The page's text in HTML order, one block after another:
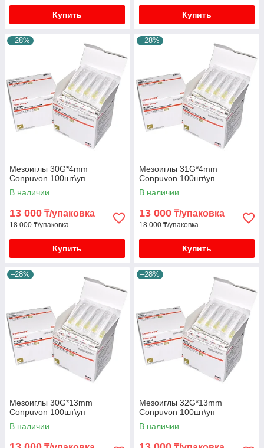
Купить Купить
–28%
Мезоиглы 30G*4mm
Conpuvon 100шт\уп
В наличии
13 000 ₸/упаковка
18 000 ₸/упаковка
Купить
–28%
Мезоиглы 31G*4mm
Conpuvon 100шт\уп
В наличии
13 000 ₸/упаковка
18 000 ₸/упаковка
Купить
–28%
Мезоиглы 30G*13mm
Conpuvon 100шт\уп
В наличии
–28%
Мезоиглы 32G*13mm
Conpuvon 100шт\уп
В наличии